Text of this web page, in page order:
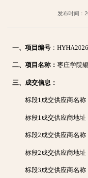
发布时间：
一、项目编号 ：
二、项目名称：枣庄学院
三、成交信息：
标段1成交供应商名
标段1成交供应商地
标段2成交供应商名
标段2成交供应商地
标段3成交供应商名称